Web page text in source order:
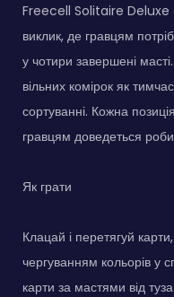
Freecell Solitaire Deluxe
виклик, де гравцям
у чотири завершені
вільних комірок як
сортуванні. Кожна
гравцям доведеться
Як грати
Клацай і перетягуй
чергуванням кольорів у
карти за мастями від